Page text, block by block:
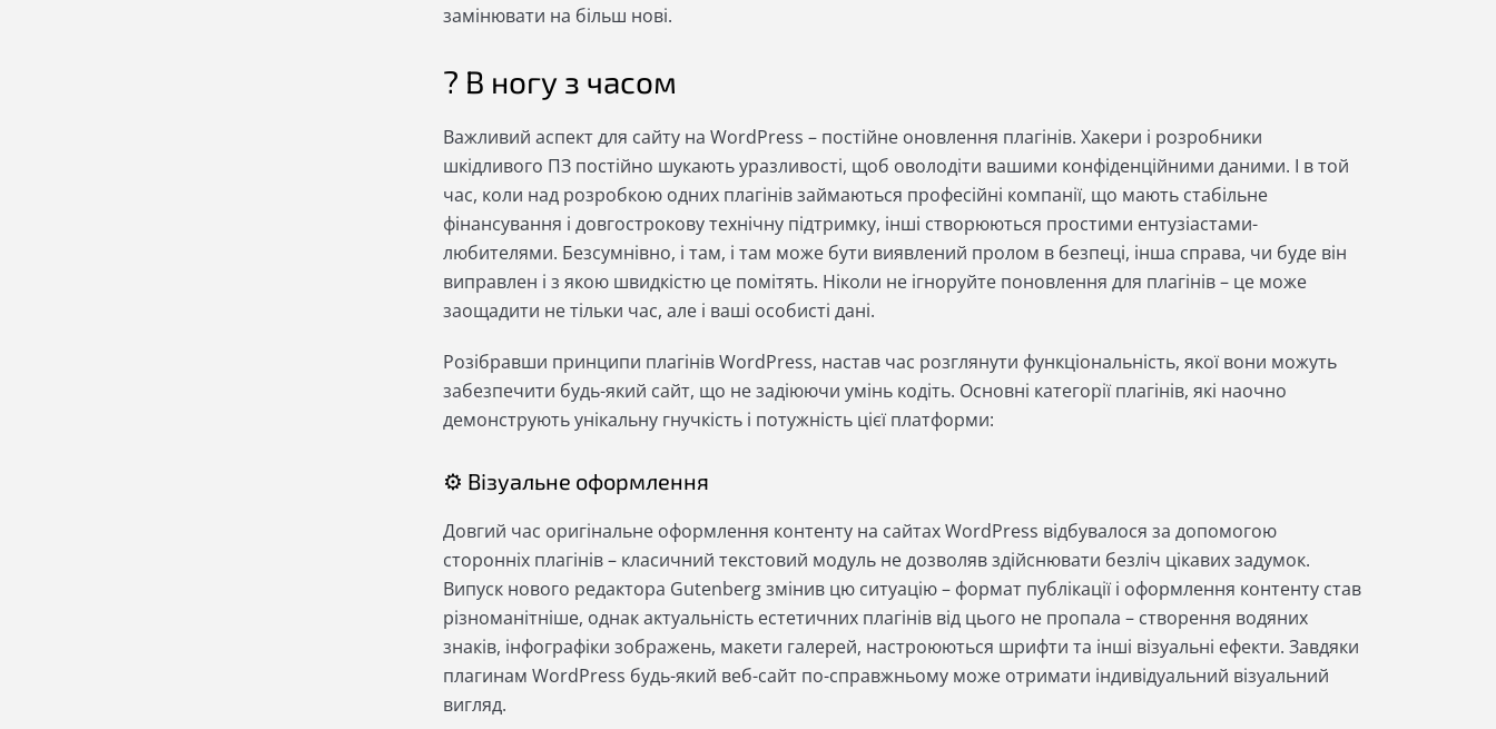
замінювати на більш нові.
? В ногу з часом
Важливий аспект для сайту на WordPress – постійне оновлення плагінів. Хакери і розробники
шкідливого ПЗ постійно шукають уразливості, щоб оволодіти вашими конфіденційними даними. І в той
час, коли над розробкою одних плагінів займаються професійні компанії, що мають стабільне
фінансування і довгострокову технічну підтримку, інші створюються простими ентузіастами-
любителями. Безсумнівно, і там, і там може бути виявлений ​​пролом в безпеці, інша справа, чи буде він
виправлен ​​і з якою швидкістю це помітять. Ніколи не ігноруйте поновлення для плагінів – це може
заощадити не тільки час, але і ваші особисті дані.
Розібравши принципи плагінів WordPress, настав час розглянути функціональність, якої вони можуть
забезпечити будь-який сайт, що не задіюючи умінь кодіть. Основні категорії плагінів, які наочно
демонструють унікальну гнучкість і потужність цієї платформи:
⚙ Візуальне оформлення
Довгий час оригінальне оформлення контенту на сайтах WordPress відбувалося за допомогою
сторонніх плагінів – класичний текстовий модуль не дозволяв здійснювати безліч цікавих задумок.
Випуск нового редактора Gutenberg змінив цю ситуацію – формат публікації і оформлення контенту став
різноманітніше, однак актуальність естетичних плагінів від цього не пропала – створення водяних
знаків, інфографіки зображень, макети галерей, настроюються шрифти та інші візуальні ефекти. Завдяки
плагинам WordPress будь-який веб-сайт по-справжньому може отримати індивідуальний візуальний
вигляд.